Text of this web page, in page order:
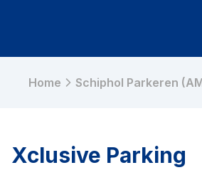
Home Schiphol Parkeren
Xclusive Parking